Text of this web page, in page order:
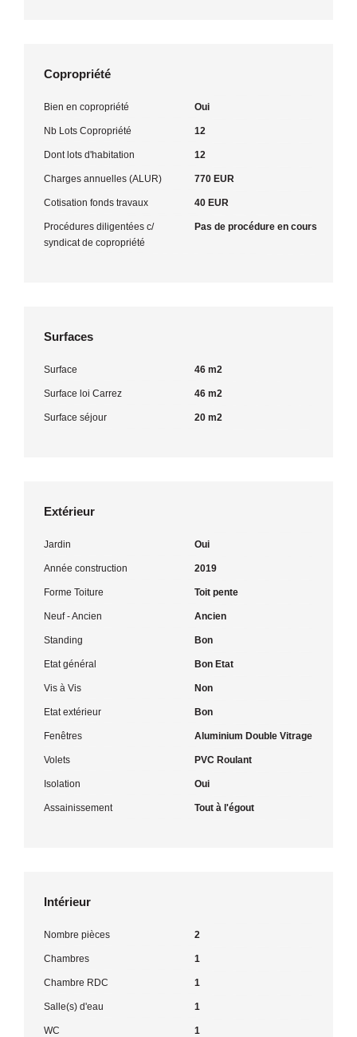
Copropriété
Bien en copropriété Oui
Nb Lots Copropriété 12
Dont lots d'habitation 12
Charges annuelles (ALUR) 770 EUR
Cotisation fonds travaux 40 EUR
Procédures diligentées c/
syndicat de copropriété
Pas de procédure en cours
Surfaces
Surface 46 m2
Surface loi Carrez 46 m2
Surface séjour 20 m2
Extérieur
Jardin Oui
Année construction 2019
Forme Toiture Toit pente
Neuf - Ancien Ancien
Standing Bon
Etat général Bon Etat
Vis à Vis Non
Etat extérieur Bon
Fenêtres Aluminium Double Vitrage
Volets PVC Roulant
Isolation Oui
Assainissement Tout à l'égout
Intérieur
Nombre pièces 2
Chambres 1
Chambre RDC 1
Salle(s) d'eau 1
WC 1